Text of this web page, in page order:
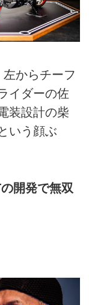
からチーフ
イダーの佐
装設計の柴
いう顔ぶ
開発で無双